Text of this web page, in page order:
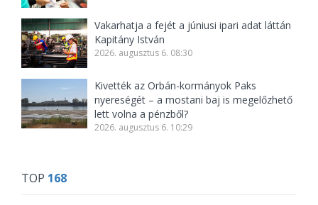
Vakarhatja a fejét a júniusi ipari adat láttán
Kapitány István
2026. augusztus 6. 08:30
Kivették az Orbán-kormányok Paks
nyereségét – a mostani baj is megelőzhető
lett volna a pénzből?
2026. augusztus 6. 10:29
TOP 168